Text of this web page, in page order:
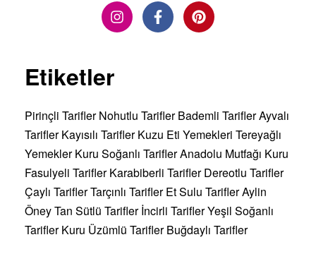
Etiketler
Pirinçli Tarifler Nohutlu Tarifler Bademli TariflerAyvalı
Tarifler Kayısılı Tarifler Kuzu Eti Yemekleri Tereyağlı
Yemekler Kuru Soğanlı TariflerAnadolu Mutfağı Kuru
Fasulyeli Tarifler Karabiberli Tarifler Dereotlu Tarifler
Çaylı TariflerTarçınlı Tarifler Et Sulu TariflerAylin
Öney Tan Sütlü Tarifler İncirli TariflerYeşil Soğanlı
Tarifler Kuru Üzümlü Tarifler Buğdaylı Tarifler